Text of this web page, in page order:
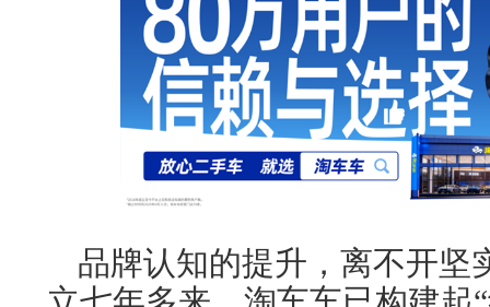
品牌认知的提升，离不开坚